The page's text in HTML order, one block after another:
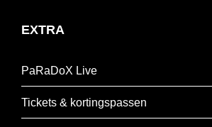
EXTRA
PaRaDoX Live
Tickets & kortingspassen